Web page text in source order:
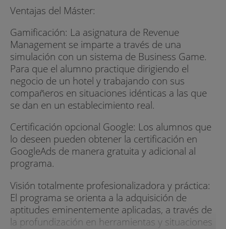
Ventajas del Máster:
Gamificación: La asignatura de Revenue
Management se imparte a través de una
simulación con un sistema de Business Game.
Para que el alumno practique dirigiendo el
negocio de un hotel y trabajando con sus
compañeros en situaciones idénticas a las que
se dan en un establecimiento real.
Certificación opcional Google: Los alumnos que
lo deseen pueden obtener la certificación en
GoogleAds de manera gratuita y adicional al
programa.
Visión totalmente profesionalizadora y práctica:
El programa se orienta a la adquisición de
aptitudes eminentemente aplicadas, a través de
la profundización en herramientas y situaciones